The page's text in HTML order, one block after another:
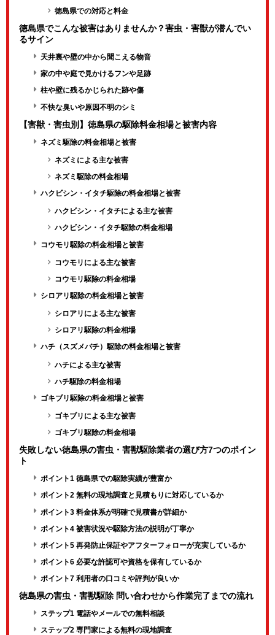
徳島県での対応と料金
徳島県でこんな被害はありませんか？害虫・害獣が潜んでい
るサイン
天井裏や壁の中から聞こえる物音
家の中や庭で見かけるフンや足跡
柱や壁に残るかじられた跡や傷
不快な臭いや原因不明のシミ
【害獣・害虫別】徳島県の駆除料金相場と被害内容
ネズミ駆除の料金相場と被害
ネズミによる主な被害
ネズミ駆除の料金相場
ハクビシン・イタチ駆除の料金相場と被害
ハクビシン・イタチによる主な被害
ハクビシン・イタチ駆除の料金相場
コウモリ駆除の料金相場と被害
コウモリによる主な被害
コウモリ駆除の料金相場
シロアリ駆除の料金相場と被害
シロアリによる主な被害
シロアリ駆除の料金相場
ハチ（スズメバチ）駆除の料金相場と被害
ハチによる主な被害
ハチ駆除の料金相場
ゴキブリ駆除の料金相場と被害
ゴキブリによる主な被害
ゴキブリ駆除の料金相場
失敗しない徳島県の害虫・害獣駆除業者の選び方7つのポイン
ト
ポイント1 徳島県での駆除実績が豊富か
ポイント2 無料の現地調査と見積もりに対応しているか
ポイント3 料金体系が明確で見積書が詳細か
ポイント4 被害状況や駆除方法の説明が丁寧か
ポイント5 再発防止保証やアフターフォローが充実しているか
ポイント6 必要な許認可や資格を保有しているか
ポイント7 利用者の口コミや評判が良いか
徳島県の害虫・害獣駆除 問い合わせから作業完了までの流れ
ステップ1 電話やメールでの無料相談
ステップ2 専門家による無料の現地調査